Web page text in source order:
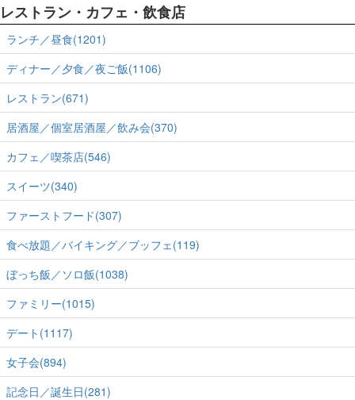
レストラン・カフェ・飲食店
ランチ／昼食(1201)
ディナー／夕食／夜ご飯(1106)
レストラン(671)
居酒屋／個室居酒屋／飲み会(370)
カフェ／喫茶店(546)
スイーツ(340)
ファーストフード(307)
食べ放題／バイキング／ブッフェ(119)
ぼっち飯／ソロ飯(1038)
ファミリー(1015)
デート(1117)
女子会(894)
記念日／誕生日(281)